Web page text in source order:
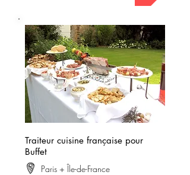
Traiteur cuisine française pour
Buffet
Paris + Île-de-France